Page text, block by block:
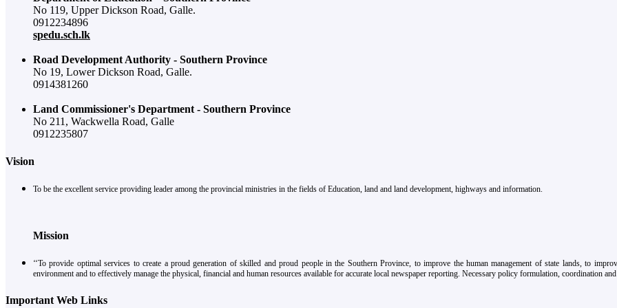
No 119, Upper Dickson Road, Galle.
0912234896
spedu.sch.lk
Road Development Authority - Southern Province
No 19, Lower Dickson Road, Galle.
0914381260
Land Commissioner's Department - Southern Province
No 211, Wackwella Road, Galle
0912235807
Vision
To be the excellent service providing leader among the provincial ministries in the fields of Education, land and land development, highways and information.
Mission
‘‘To provide optimal services to create a proud generation of skilled and proud people in the Southern Province, to improve the human management of state lands, to
environment and to effectively manage the physical, financial and human resources available for accurate local newspaper reporting. Necessary policy formulation, coordination and
Important Web Links